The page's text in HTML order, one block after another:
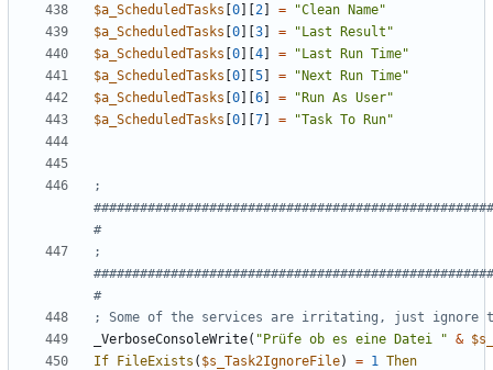
$a_ScheduledTasks [0][2] =
"Clean Name"
$a_ScheduledTasks [0][3] =
"Last Result"
$a_ScheduledTasks [0][4] =
"Last Run Time"
$a_ScheduledTasks [0][5] =
"Next Run Time"
$a_ScheduledTasks [0][6] =
"Run As User"
$a_ScheduledTasks [0][7] = "Task To Run"
;
;
_VerboseConsoleWrite( "Prüfe ob es eine Datei " &
If FileExists ( $s_Task2IgnoreFile) = 1
Then